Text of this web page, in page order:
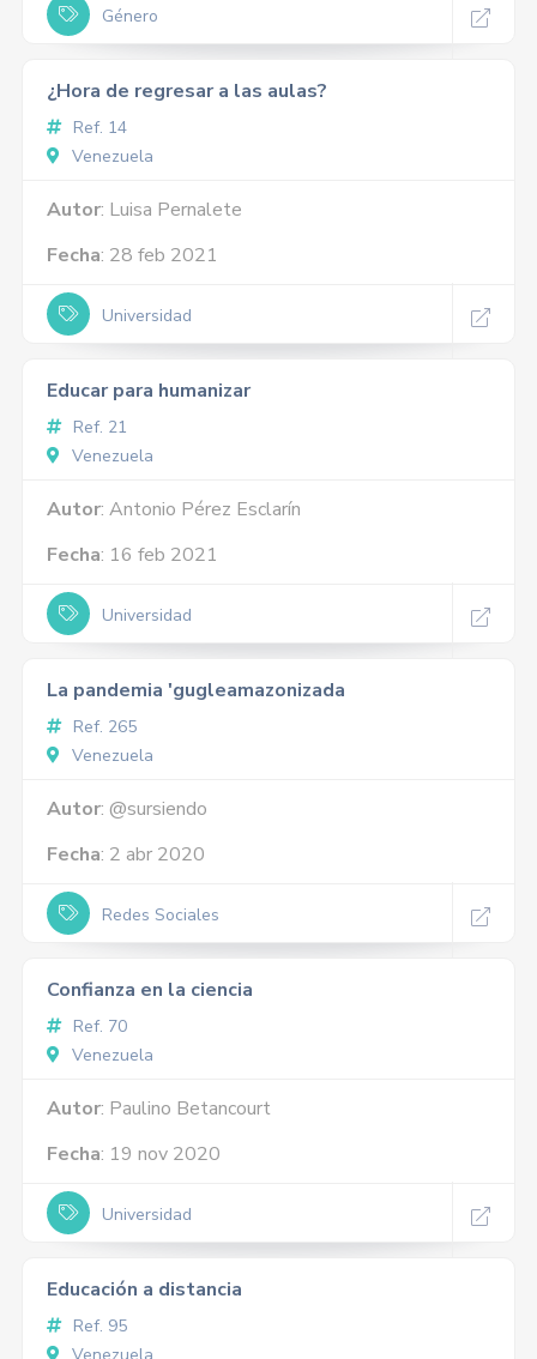
Género
¿Hora de regresar a las aulas?
Ref. 14
Venezuela
Autor: Luisa Pernalete
Fecha: 28 feb 2021
Universidad
Educar para humanizar
Ref. 21
Venezuela
Autor: Antonio Pérez Esclarín
Fecha: 16 feb 2021
Universidad
La pandemia 'gugleamazonizada
Ref. 265
Venezuela
Autor: @sursiendo
Fecha: 2 abr 2020
Redes Sociales
Confianza en la ciencia
Ref. 70
Venezuela
Autor: Paulino Betancourt
Fecha: 19 nov 2020
Universidad
Educación a distancia
Ref. 95